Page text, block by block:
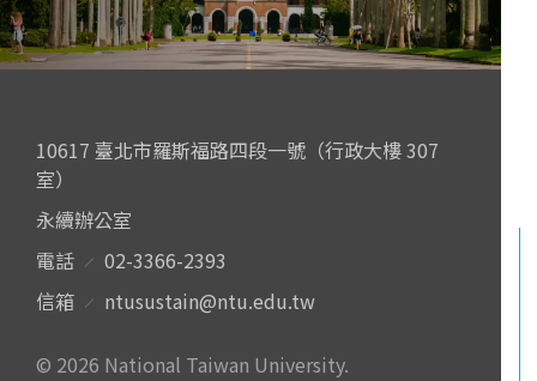
10617 臺北市羅斯福路四段一號（行政大樓 307
室）
永續辦公室
電話
02-3366-2393
信箱
ntusustain@ntu.edu.tw
© 2026 National Taiwan University.